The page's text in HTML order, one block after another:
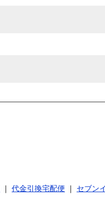
代金引換宅配便
セブン